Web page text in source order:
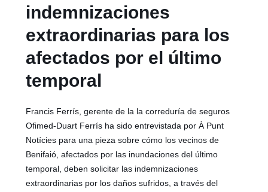
indemnizaciones
extraordinarias para los
afectados por el último
temporal
Francis Ferrís, gerente de la la correduría de seguros
Ofimed-Duart Ferrís ha sido entrevistada por À Punt
Notícies para una pieza sobre cómo los vecinos de
Benifaió, afectados por las inundaciones del último
temporal, deben solicitar las indemnizaciones
extraordinarias por los daños sufridos, a través del